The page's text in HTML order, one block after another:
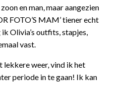
en man, maar aangezien
FOTO’S MAM’ tiener echt
Olivia’s outfits, stapjes,
vast.
lekkere weer, vind ik het
periode in te gaan! Ik kan